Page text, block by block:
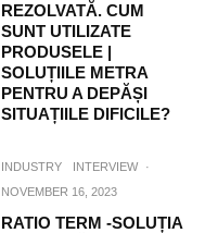
REZOLVATĂ. CUM
SUNT UTILIZATE
PRODUSELE |
SOLUȚIILE METRA
PENTRU A DEPĂȘI
SITUAȚIILE DIFICILE?
INDUSTRY INTERVIEW
·
NOVEMBER 16, 2023
RATIO TERM -SOLUȚIA